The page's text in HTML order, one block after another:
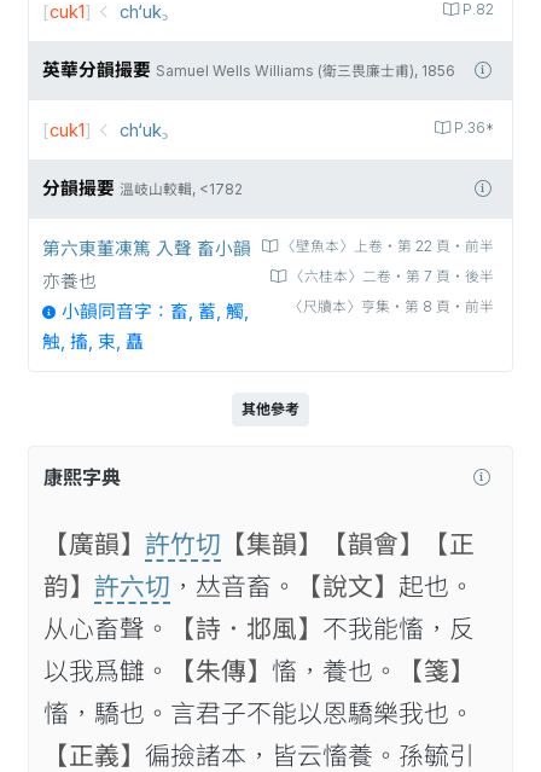
P.82
[cuk1] ch‘uk꜆
英華分韻撮要 Samuel Wells Williams (衛三畏廉士甫), 1856
P.36*
[cuk1] ch‘uk꜆
分韻撮要 溫岐山較輯, <1782
〈壁魚本〉上卷‧第 22 頁‧前半
〈六桂本〉二卷‧第 7 頁‧後半
〈尺牘本〉亨集‧第 8 頁‧前半
第六東董凍篤 入聲 畜小韻
亦養也
小韻同音字：畜, 蓄, 觸,
触, 搐, 束, 矗
其他參考
康熙字典
【廣韻】 許竹切 【集韻】 【韻會】
【正
韵】 許六切 ，𠀤音畜。 【說文】 起也。
从心畜聲。
【詩．邶風】 不我能慉，反
以我爲讎。
【朱傳】 慉，養也。
【箋】
慉，驕也。言君子不能以恩驕樂我也。
【正義】 徧撿諸本，皆云慉養。孫毓引